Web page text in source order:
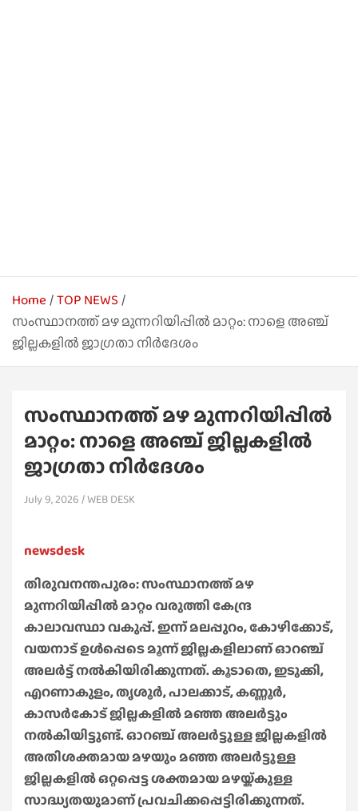
Home TOP NEWS
സംസ്ഥാനത്ത് മഴ മുന്നറിയിപ്പിൽ മാറ്റം: നാളെ അഞ്ച്
ജില്ലകളിൽ ജാഗ്രതാ നിർദേശം
സംസ്ഥാനത്ത് മഴ മുന്നറിയിപ്പിൽ
മാറ്റം: നാളെ അഞ്ച് ജില്ലകളിൽ
ജാഗ്രതാ നിർദേശം
July 9, 2026 WEB DESK
newsdesk
തിരുവനന്തപുരം: സംസ്ഥാനത്ത് മഴ
മുന്നറിയിപ്പിൽ മാറ്റം വരുത്തി കേന്ദ്ര
കാലാവസ്ഥാ വകുപ്പ്. ഇന്ന് മലപ്പുറം, കോഴിക്കോട്,
വയനാട് ഉൾപ്പെടെ മൂന്ന് ജില്ലകളിലാണ് ഓറഞ്ച്
അലർട്ട് നൽകിയിരിക്കുന്നത്. കൂടാതെ,​ ഇടുക്കി,
എറണാകുളം, തൃശൂർ, പാലക്കാട്, കണ്ണൂർ,
കാസർകോട് ജില്ലകളിൽ മഞ്ഞ അലർട്ടും
നൽകിയിട്ടുണ്ട്. ഓറഞ്ച് അലർട്ടുള്ള ജില്ലകളിൽ
അതിശക്തമായ മഴയും മഞ്ഞ അലർട്ടുള്ള
ജില്ലകളിൽ ഒറ്റപ്പെട്ട ശക്തമായ മഴയ്ക്കുള്ള
സാദ്ധ്യതയുമാണ് പ്രവചിക്കപ്പെട്ടിരിക്കുന്നത്.